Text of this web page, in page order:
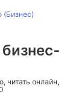
(Бизнес)
читать онлайн,